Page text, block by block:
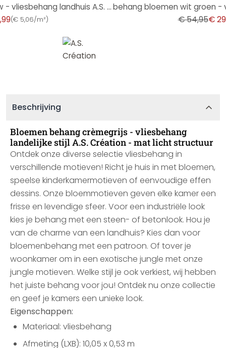
behang bloemen crème blauw - vliesbehang landhuis A.S. Création - mat en licht structuur
(€ 5,06/m²) € 54,95€
Beschrijving
Bloemen behang crèmegrijs - vliesbehang
landelijke stijl A.S. Création - mat licht structuur
Ontdek onze diverse selectie vliesbehang in
verschillende motieven! Richt je huis in met bloemen,
speelse kinderkamermotieven of eenvoudige effen
dessins. Onze bloemmotieven geven elke kamer een
frisse en levendige sfeer. Voor een industriële look
kies je behang met een steen- of betonlook. Hou je
van de charme van een landhuis? Kies dan voor
bloemenbehang met een patroon. Of tover je
woonkamer om in een exotische jungle met onze
jungle motieven. Welke stijl je ook verkiest, wij hebben
het juiste behang voor jou! Ontdek nu onze collectie
en geef je kamers een unieke look.
Eigenschappen:
Materiaal: vliesbehang
Afmeting (LXB): 10,05 x 0,53 m